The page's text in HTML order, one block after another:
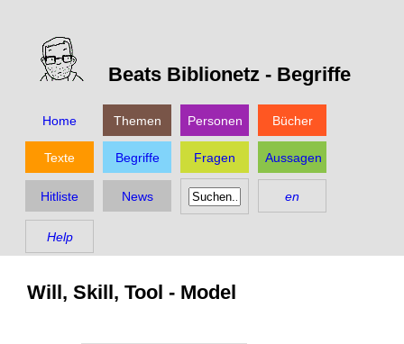
Beats Biblionetz - Begriffe
Home Themen Personen Bücher
Texte Begriffe Fragen Aussagen
Hitliste News en
Help
Will, Skill, Tool - Model